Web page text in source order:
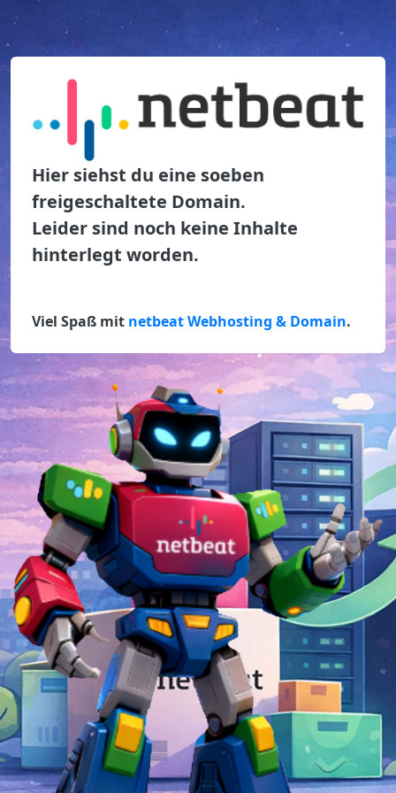
Hier siehst du eine soeben
freigeschaltete Domain.
Leider sind noch keine Inhalte
hinterlegt worden.
Viel Spaß mit netbeat Webhosting & Domain.